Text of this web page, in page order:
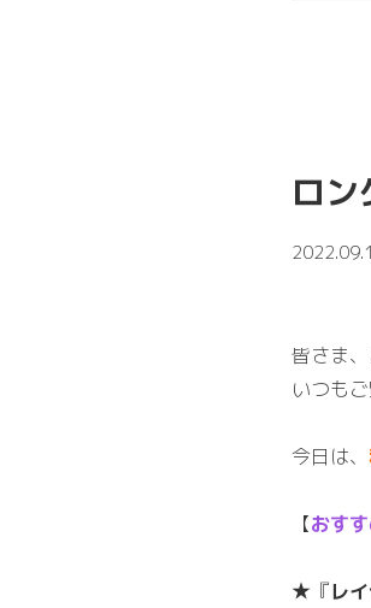
ロ
皆さま
いつも
今日は、
【おす
★『レ